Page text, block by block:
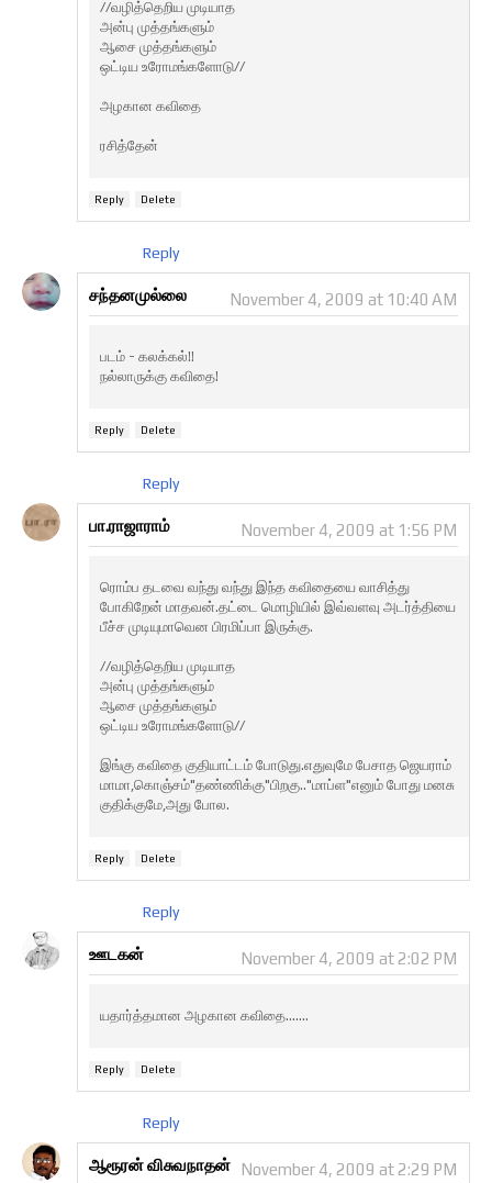
//வழித்தெறிய முடியாத
அன்பு முத்தங்களும்
ஆசை முத்தங்களும்
ஒட்டிய உரோமங்களோடு//
அழகான கவிதை
ரசித்தேன்
Reply Delete
Reply
சந்தனமுல்லை November 4, 2009 at 10:40 AM
படம் - கலக்கல்!!
நல்லாருக்கு கவிதை!
Reply Delete
Reply
பா.ராஜாராம் November 4, 2009 at 1:56 PM
ரொம்ப தடவை வந்து வந்து இந்த கவிதையை வாசித்து
போகிறேன் மாதவன்.தட்டை மொழியில் இவ்வளவு அடர்த்தியை
பீச்ச முடியுமாவென பிரமிப்பா இருக்கு.
//வழித்தெறிய முடியாத
அன்பு முத்தங்களும்
ஆசை முத்தங்களும்
ஒட்டிய உரோமங்களோடு//
இங்கு கவிதை குதியாட்டம் போடுது.எதுவுமே பேசாத ஜெயராம்
மாமா,கொஞ்சம்"தண்ணிக்கு"பிறகு.."மாப்ள"எனும் போது மனசு
குதிக்குமே,அது போல.
Reply Delete
Reply
ஊடகன் November 4, 2009 at 2:02 PM
யதார்த்தமான அழகான கவிதை.......
Reply Delete
Reply
ஆரூரன் விசுவநாதன் November 4, 2009 at 2:29 PM